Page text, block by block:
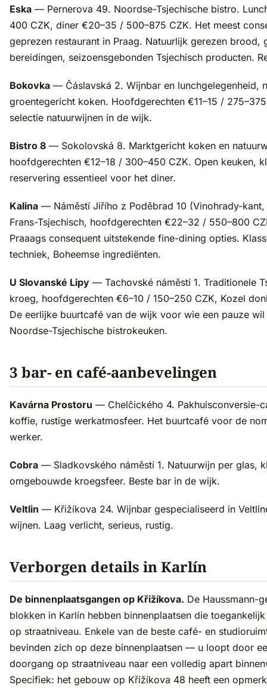
Eska — Pernerova 49. Noordse-Tsjechische bistro.
400 CZK, diner €20–35 / 500–875 CZK. Het meest
geprezen restaurant in Praag. Natuurlijk gerezen brood,
bereidingen, seizoensgebonden Tsjechisch producten.
Bokovka — Čáslavská 2. Wijnbar en lunchgelegenheid,
groentegericht koken. Hoofdgerechten €11–15 /
selectie natuurwijnen in de wijk.
Bistro 8 — Sokolovská 8. Marktgericht koken en
hoofdgerechten €12–18 / 300–450 CZK. Open keuken,
reservering essentieel voor het diner.
Kalina — Náměstí Jiřího z Poděbrad 10 (Vinohrady-kant,
Frans-Tsjechisch, hoofdgerechten €22–32 / 550–800
Praaags consequent uitstekende fine-dining opties.
techniek, Boheemse ingrediënten.
U Slovanské Lipy — Tachovské náměstí 1. Traditionele
kroeg, hoofdgerechten €6–10 / 150–250 CZK, Kozel
De eerlijke buurtcafé van de wijk voor wie een pauze wil
Noordse-Tsjechische bistrokeuken.
3 bar- en café-aanbevelingen
Kavárna Prostoru — Chelčického 4. Pakhuisconversie-
koffie, rustige werkatmosfeer. Het buurtcafé voor de
werker.
Cobra — Sladkovského náměstí 1. Natuurwijn per glas,
omgebouwde kroegsfeer. Beste bar in de wijk.
Veltlin — Křižíkova 24. Wijnbar gespecialiseerd in
wijnen. Laag verlicht, serieus, rustig.
Verborgen details in Karlín
De binnenplaatsgangen op Křižíkova. De Haussmann-
blokken in Karlín hebben binnenplaatsen die
op straatniveau. Enkele van de beste café- en
bevinden zich op deze binnenplaatsen — u loopt door
doorgang op straatniveau naar een volledig apart
Specifiek: het gebouw op Křižíkova 48 heeft een